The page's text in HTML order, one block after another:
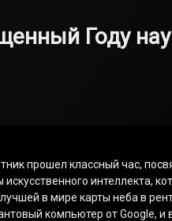
Году
прошел классный час,
интеллекта,
в мире карты неба в
компьютер от Google,